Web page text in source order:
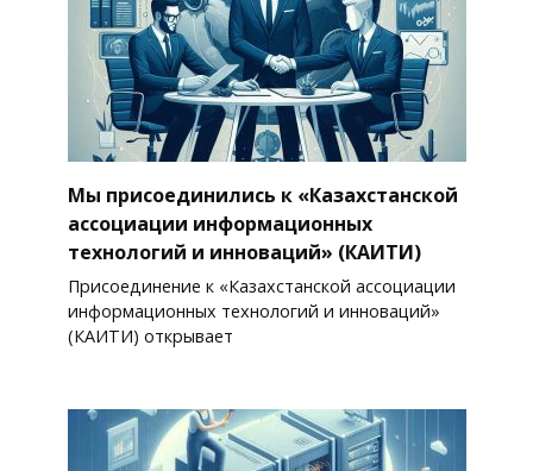
Мы присоединились к «Казахстанской
ассоциации информационных
технологий и инноваций» (КАИТИ)
Присоединение к «Казахстанской ассоциации
информационных технологий и инноваций»
(КАИТИ) открывает